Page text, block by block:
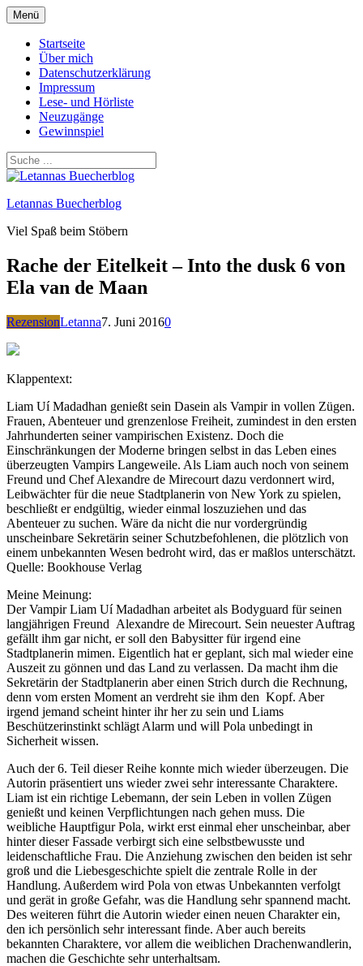
Zum
Inhalt
springen
Menü
Startseite
Über mich
Datenschutzerklärung
Impressum
Lese- und Hörliste
Neuzugänge
Gewinnspiel
Letannas Buecherblog
Viel Spaß beim Stöbern
Rache der Eitelkeit – Into the dusk 6 von
Ela van de Maan
RezensionLetanna7. Juni 20160
Klappentext:
Liam Uí Madadhan genießt sein Dasein als Vampir in vollen Zügen.
Frauen, Abenteuer und grenzenlose Freiheit, zumindest in den ersten
Jahrhunderten seiner vampirischen Existenz. Doch die
Einschränkungen der Moderne bringen selbst in das Leben eines
überzeugten Vampirs Langeweile. Als Liam auch noch von seinem
Freund und Chef Alexandre de Mirecourt dazu verdonnert wird,
Leibwächter für die neue Stadtplanerin von New York zu spielen,
beschließt er endgültig, wieder einmal loszuziehen und das
Abenteuer zu suchen. Wäre da nicht die nur vordergründig
unscheinbare Sekretärin seiner Schutzbefohlenen, die plötzlich von
einem unbekannten Wesen bedroht wird, das er maßlos unterschätzt.
Quelle: Bookhouse Verlag
Meine Meinung:
Der Vampir Liam Uí Madadhan arbeitet als Bodyguard für seinen
langjährigen Freund Alexandre de Mirecourt. Sein neuester Auftrag
gefällt ihm gar nicht, er soll den Babysitter für irgend eine
Stadtplanerin mimen. Eigentlich hat er geplant, sich mal wieder eine
Auszeit zu gönnen und das Land zu verlassen. Da macht ihm die
Sekretärin der Stadtplanerin aber einen Strich durch die Rechnung,
denn vom ersten Moment an verdreht sie ihm den Kopf. Aber
irgend jemand scheint hinter ihr her zu sein und Liams
Beschützerinstinkt schlägt Alarm und will Pola unbedingt in
Sicherheit wissen.
Auch der 6. Teil dieser Reihe konnte mich wieder überzeugen. Die
Autorin präsentiert uns wieder zwei sehr interessante Charaktere.
Liam ist ein richtige Lebemann, der sein Leben in vollen Zügen
genießt und keinen Verpflichtungen nach gehen muss. Die
weibliche Hauptfigur Pola, wirkt erst einmal eher unscheinbar, aber
hinter dieser Fassade verbirgt sich eine selbstbewusste und
leidenschaftliche Frau. Die Anziehung zwischen den beiden ist sehr
groß und die Liebesgeschichte spielt die zentrale Rolle in der
Handlung. Außerdem wird Pola von etwas Unbekannten verfolgt
und gerät in große Gefahr, was die Handlung sehr spannend macht.
Des weiteren führt die Autorin wieder einen neuen Charakter ein,
den ich persönlich sehr interessant finde. Aber auch bereits
bekannten Charaktere, vor allem die weiblichen Drachenwandlerin,
machen die Geschichte sehr unterhaltsam.